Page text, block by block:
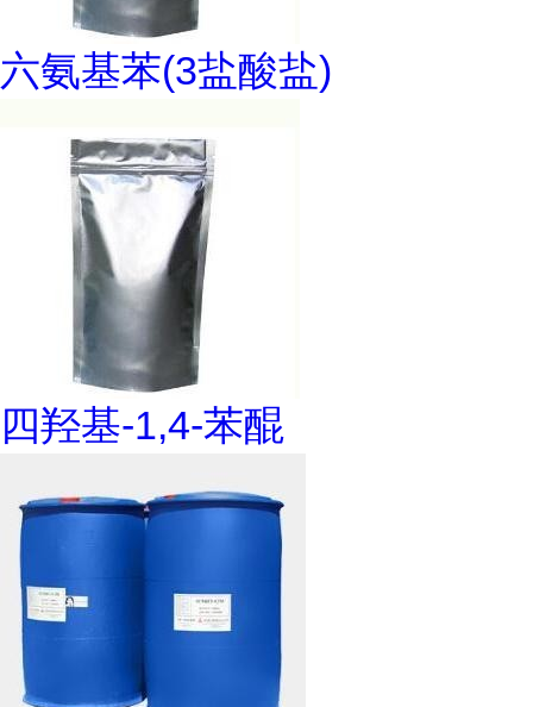
六氨基苯(3盐酸盐)
四羟基-1,4-苯醌